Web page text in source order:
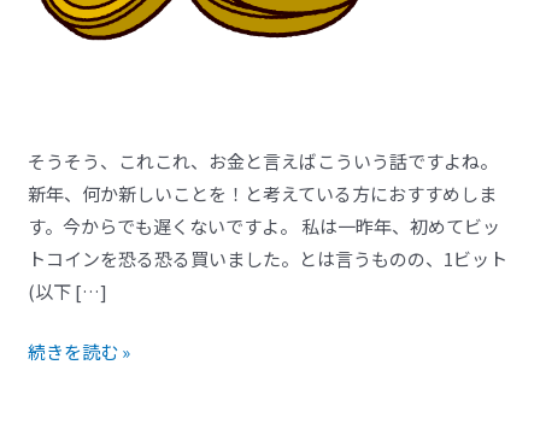
そうそう、これこれ、お金と言えばこういう話ですよね。
新年、何か新しいことを！と考えている方におすすめしま
す。今からでも遅くないですよ。 私は一昨年、初めてビッ
トコインを恐る恐る買いました。とは言うものの、1ビット
(以下 […]
歩
続きを読む »